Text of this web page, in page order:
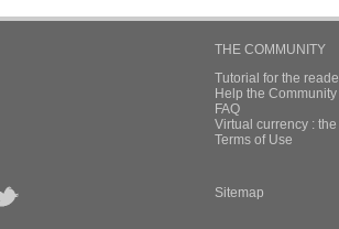
THE COMMUNITY
Tutorial for the
Help the
FAQ
Virtual currency :
Terms of Use
Sitemap